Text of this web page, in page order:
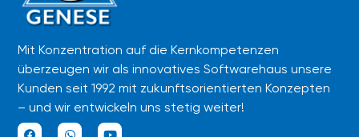
Mit Konzentration auf die Kernkompetenzen
überzeugen wir als innovatives Softwarehaus unsere
Kunden seit 1992 mit zukunftsorientierten Konzepten
– und wir entwickeln uns stetig weiter!